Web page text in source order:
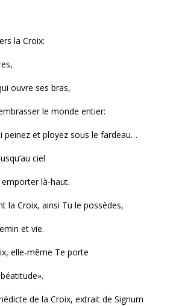
la Croix:
ouvre ses bras,
le monde entier:
peinez et ployez sous le fardeau…
ciel
là-haut.
la Croix, ainsi Tu le possèdes,
et vie.
elle-même Te porte
de la Croix, extrait de Signum